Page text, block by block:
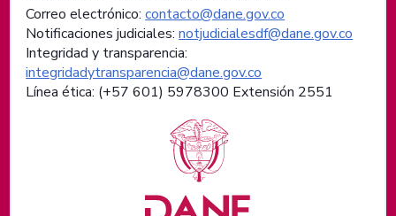
Correo electrónico:contacto@dane.gov.co
Notificaciones judiciales:notjudicialesdf@dane.gov.co
Integridad y transparencia:
integridadytransparencia@dane.gov.co
Línea ética: (+57 601) 5978300 Extensión 2551
Logos institucionales